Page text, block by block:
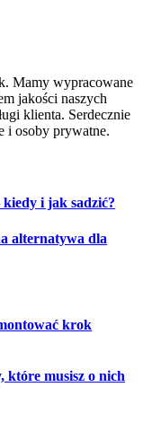
Mamy wypracowane
jakości naszych
klienta. Serdecznie
i osoby prywatne.
i jak sadzić?
alternatywa dla
krok
które musisz o nich